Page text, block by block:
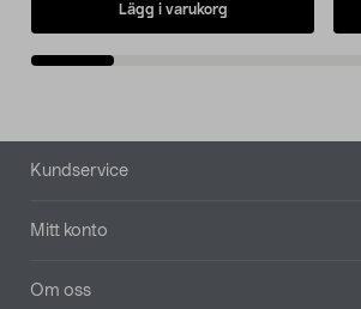
Lägg i varukorg
Sidfot
Kundservice
Mitt konto
Om oss